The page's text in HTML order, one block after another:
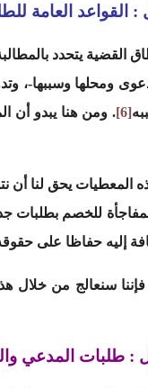
: القواعد العامة
القضية يتحدد
ومحلها وسببها-،
[6]
. ومن هنا يبدو أن
المعطيات يحق لنا
للخصم بطلبات
إليه حفاظا على
فإننا سنعالج من
: طلبات المدعي